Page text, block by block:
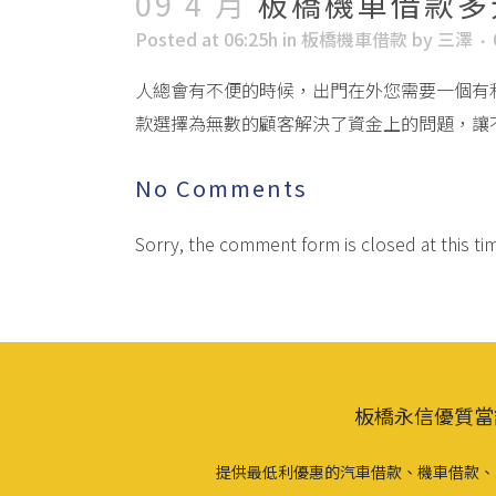
Posted at 06:25h in 板橋機車借款 by 三澤
人總會有不便的時候，出門在外您需要一個
款選擇為無數的顧客解決了資金上的問題，
No Comments
Sorry, the comment form is closed at this
板橋永信優質
提供最低利優惠的汽車借款、機車借款